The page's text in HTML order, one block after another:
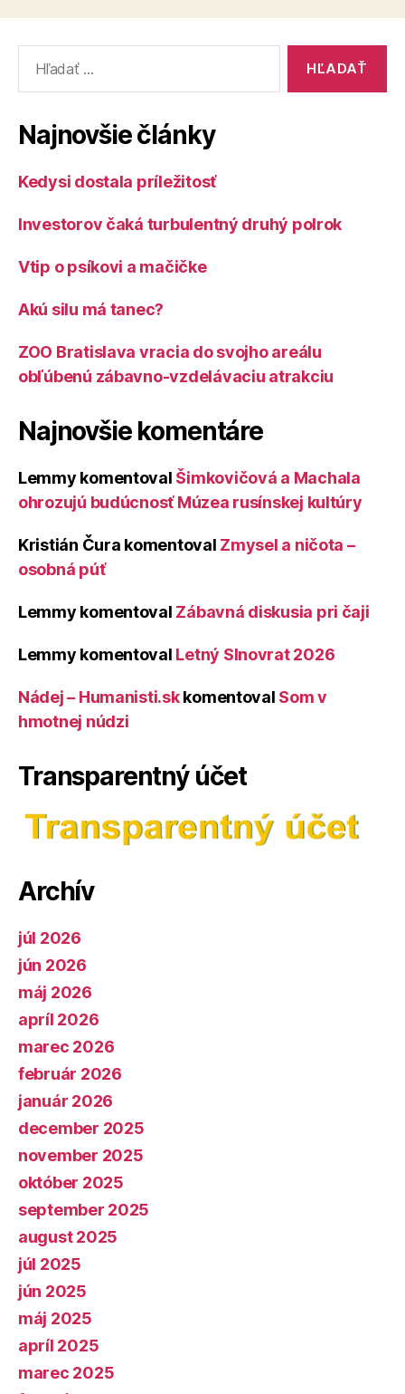
Najnovšie články
Kedysi dostala príležitosť
Investorov čaká turbulentný druhý polrok
Vtip o psíkovi a mačičke
Akú silu má tanec?
ZOO Bratislava vracia do svojho areálu
obľúbenú zábavno-vzdelávaciu atrakciu
Najnovšie komentáre
Lemmy komentoval Šimkovičová a Machala
ohrozujú budúcnosť Múzea rusínskej kultúry
Kristián Čura komentoval Zmysel a ničota –
osobná púť
Lemmy komentoval Zábavná diskusia pri čaji
Lemmy komentoval Letný Slnovrat 2026
Nádej – Humanisti.skkomentoval Som v
hmotnej núdzi
Transparentný účet
Archív
júl 2026
jún 2026
máj 2026
apríl 2026
marec 2026
február 2026
január 2026
december 2025
november 2025
október 2025
september 2025
august 2025
júl 2025
jún 2025
máj 2025
apríl 2025
marec 2025